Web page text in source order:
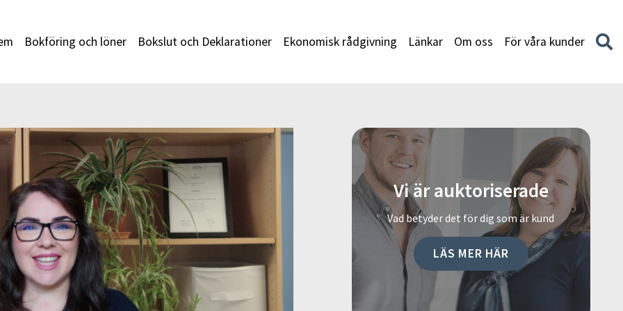
Bokföring och löner Bokslut och Deklarationer Ekonomisk rådgivning Länkar Om oss För våra kunder
Vi är auktoriserade
Vad betyder det för dig som är kund
LÄS MER HÄR